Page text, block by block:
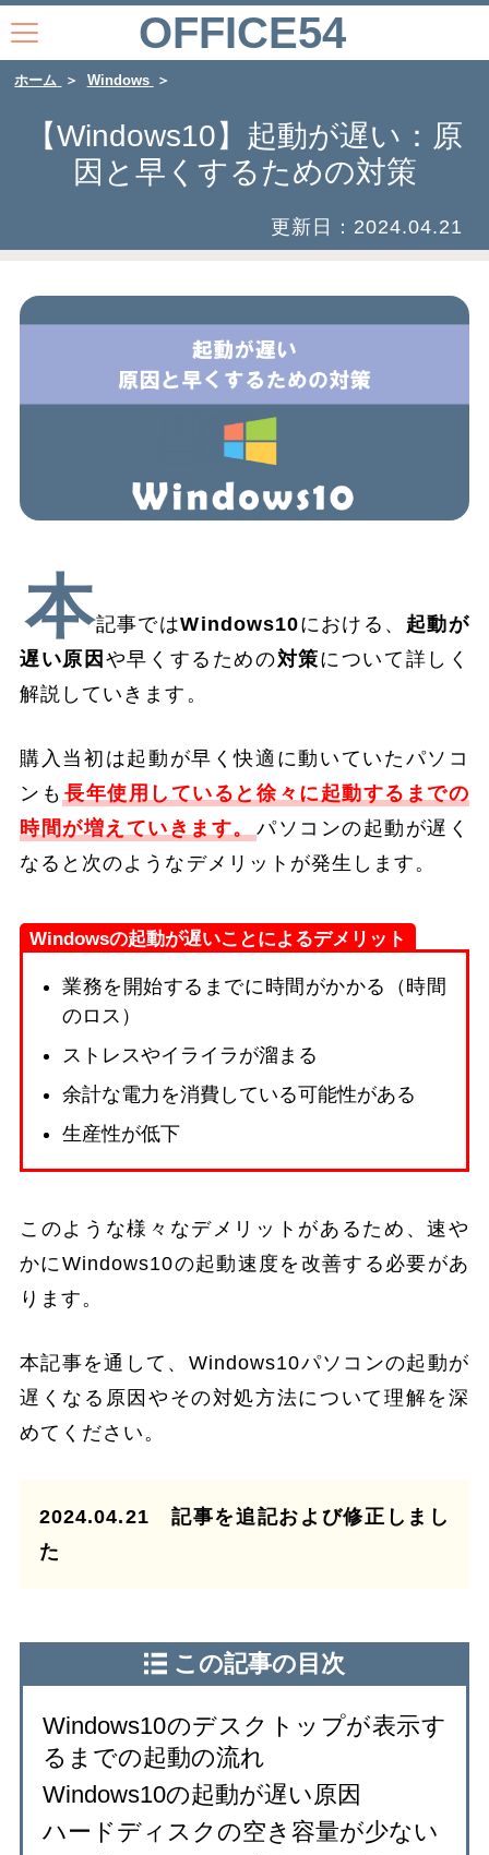
OFFICE54
ホーム Windows
【Windows10】起動が遅い：原
因と早くするための対策
更新日： 2024.04.21
本記事ではWindows10における、 起動が
遅い原因 や早くするための対策について詳しく
解説していきます。
購入当初は起動が早く快適に動いていたパソコ
ンも 長年使用していると徐々に起動するまでの
時間が増えていきます。 パソコンの起動が遅く
なると次のようなデメリットが発生します。
Windowsの起動が遅いことによるデメリット
業務を開始するまでに時間がかかる（時間
のロス）
ストレスやイライラが溜まる
余計な電力を消費している可能性がある
生産性が低下
このような様々なデメリットがあるため、速や
かにWindows10の起動速度を改善する必要があ
ります。
本記事を通して、Windows10パソコンの起動が
遅くなる原因やその対処方法について理解を深
めてください。
2024.04.21 記事を追記および修正しまし
た
この記事の目次
Windows10のデスクトップが表示す
るまでの起動の流れ
Windows10の起動が遅い原因
ハードディスクの空き容量が少ない